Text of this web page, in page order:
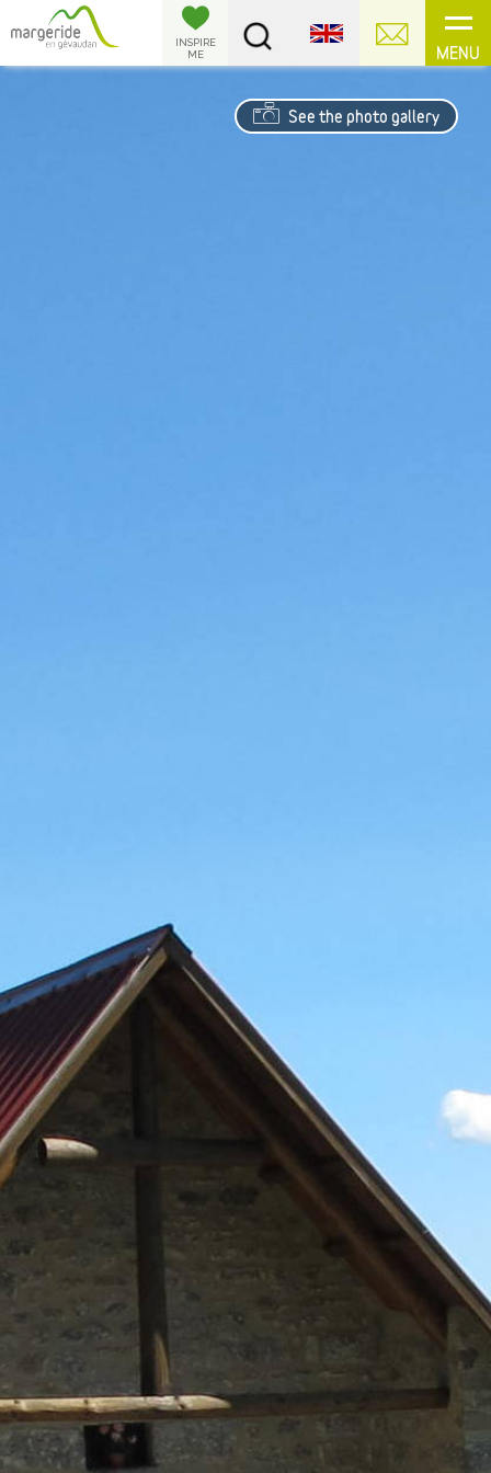
MENU
INSPIRE
ME
See the photo gallery
Cookies management panel